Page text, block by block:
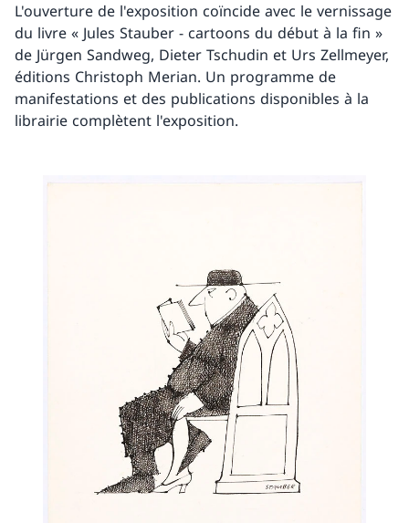
L'ouverture de l'exposition coïncide avec le vernissage
du livre « Jules Stauber - cartoons du début à la fin »
de Jürgen Sandweg, Dieter Tschudin et Urs Zellmeyer,
éditions Christoph Merian. Un programme de
manifestations et des publications disponibles à la
librairie complètent l'exposition.